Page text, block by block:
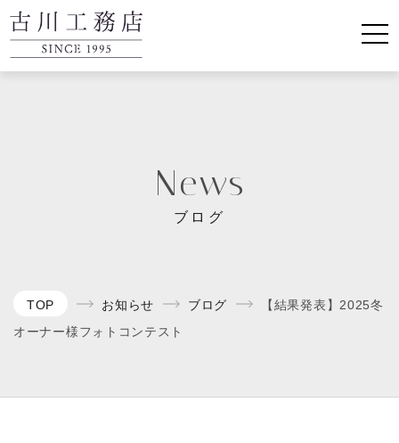
News
ブログ
TOP お知らせ ブログ
【結果発表】2025冬
オーナー様フォトコンテスト